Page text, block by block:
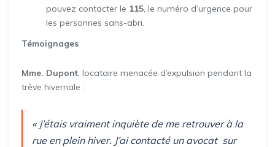
pouvez contacter le 115 , le numéro d’urgence pour
les personnes sans-abri.
Témoignages
Mme. Dupont, locataire menacée d’expulsion pendant la
trêve hivernale :
« J’étais vraiment inquiète de me retrouver à la
rue en plein hiver. J’ai contacté un avocat sur